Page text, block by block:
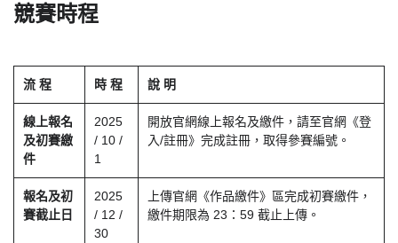
競賽時程
流 程 時 程 說 明
線上報名
及初賽繳
件
2025
/ 10 /
1
開放官網線上報名及繳件，請至官網《登
入/註冊》完成註冊，取得參賽編號。
報名及初
賽截止日
2025
/ 12 /
30
上傳官網《作品繳件》區完成初賽繳件，
繳件期限為 23：59 截止上傳。